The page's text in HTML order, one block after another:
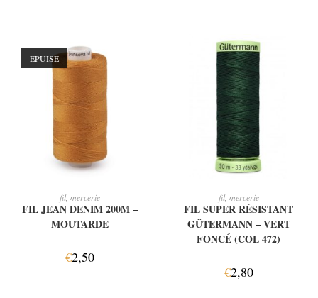
ÉPUISÉ
LIRE LA SUITE
fil, mercerie
FIL JEAN DENIM 200M –
MOUTARDE
€2,50
AJOUTER AU PANIER
fil, mercerie
FIL SUPER RÉSISTANT
GÜTERMANN – VERT
FONCÉ (COL 472)
€2,80